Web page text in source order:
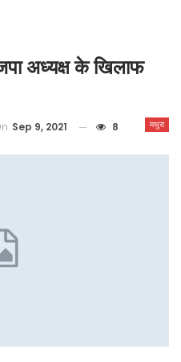
अध्यक्ष के खिलाफ
मथुरा
Sep 9, 2021 8